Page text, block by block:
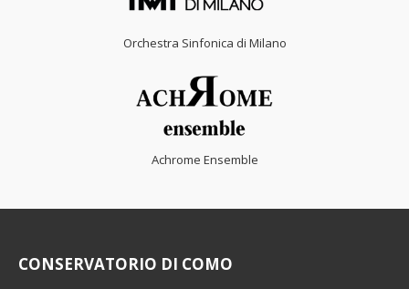
Orchestra Sinfonica di Milano
Achrome Ensemble
CONSERVATORIO DI COMO